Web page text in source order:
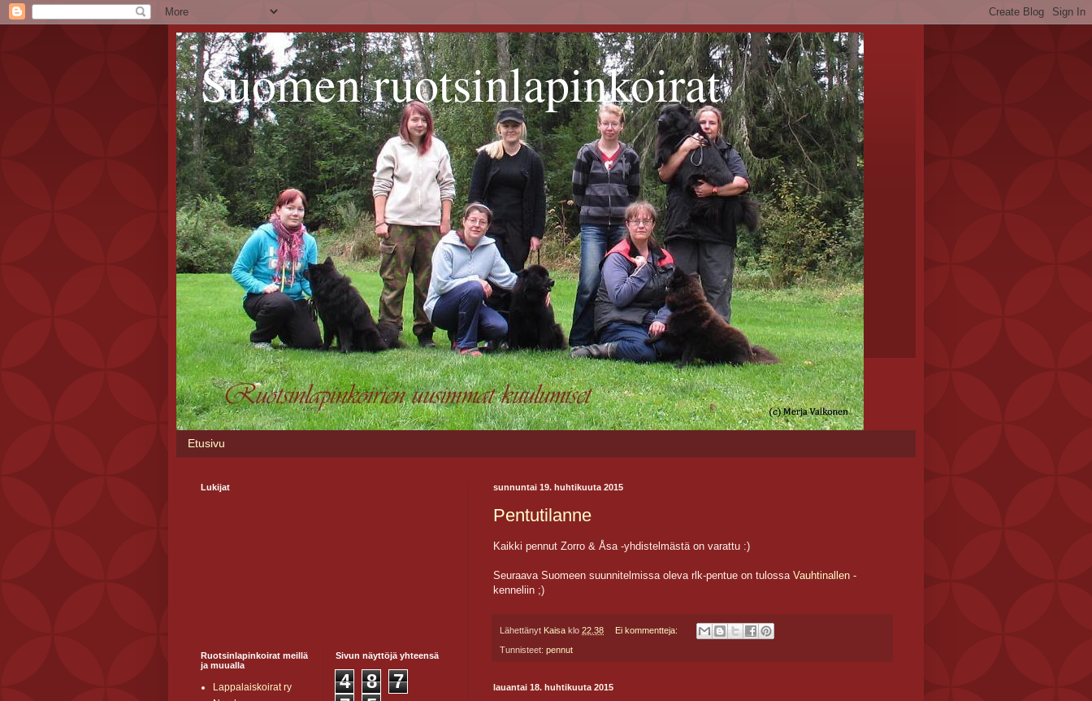
Suomen ruotsinlapinkoirat
Etusivu
sunnuntai 19. huhtikuuta 2015
Pentutilanne
Kaikki pennut Zorro & Åsa -yhdistelmästä on varattu :)
Seuraava Suomeen suunnitelmissa oleva rlk-pentue on tulossa Vauhtinallen -
kenneliin ;)
Lähettänyt Kaisa klo 22.38 Ei kommentteja:
Tunnisteet: pennut
lauantai 18. huhtikuuta 2015
Lukijat
Ruotsinlapinkoirat meillä
ja muualla
Lappalaiskoirat ry
Sivun näyttöjä yhteensä
4 8
7